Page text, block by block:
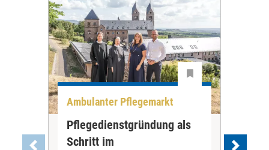
Ambulanter Pflegemarkt
Pflegedienstgründung als
Schritt im